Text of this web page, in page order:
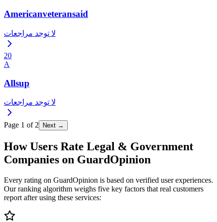
Americanveteransaid
لا توجد مراجعات
20
A
Allsup
لا توجد مراجعات
Page 1 of 2 Next →
How Users Rate Legal & Government
Companies on GuardOpinion
Every rating on GuardOpinion is based on verified user experiences.
Our ranking algorithm weighs five key factors that real customers
report after using these services: